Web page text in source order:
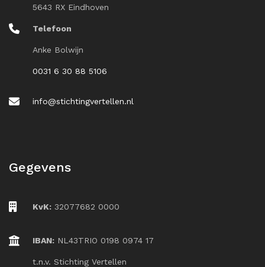
5643 RX Eindhoven
Telefoon
Anke Bolwijn
0031 6 30 88 5106
info@stichtingvertellen.nl
Gegevens
KvK: 32077682 0000
IBAN: NL43TRIO 0198 0974 17
t.n.v. Stichting Vertellen